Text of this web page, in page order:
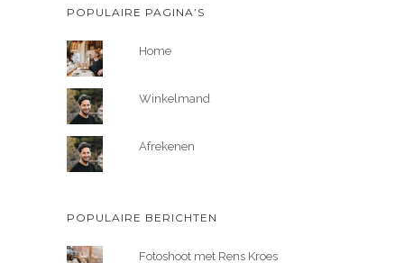
POPULAIRE PAGINA’S
Home
Winkelmand
Afrekenen
POPULAIRE BERICHTEN
Fotoshoot met Rens Kroes